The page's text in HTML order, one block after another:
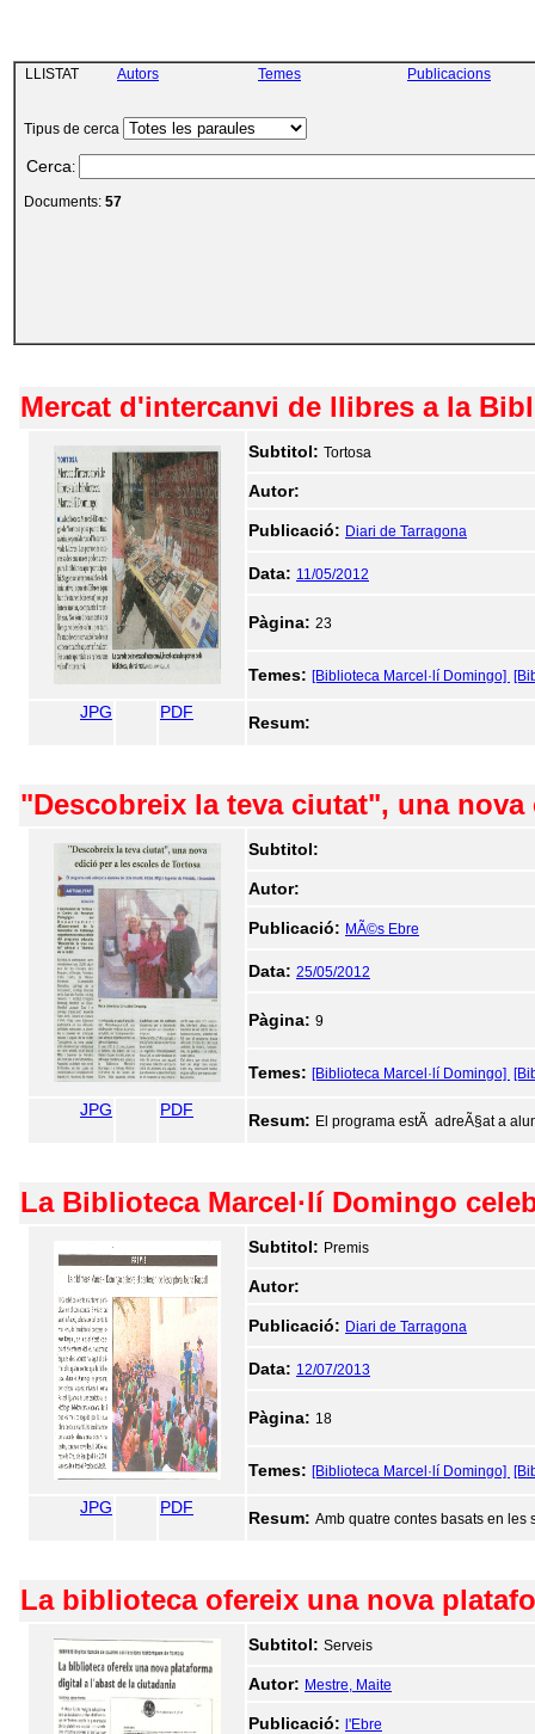
LLISTAT Autors Temes Publicacions
Tipus de cerca
Cerca:
Documents: 57
Mercat d'intercanvi de llibres a la
Subtitol: Tortosa
Autor:
Publicació: Diari de Tarragona
Data: 11/05/2012
Pàgina: 23
Temes: [Biblioteca Marcel·lí Domingo]
JPG PDF
Resum:
"Descobreix la teva ciutat", una
Subtitol:
Autor:
Publicació: MÃ©s Ebre
Data: 25/05/2012
Pàgina: 9
Temes: [Biblioteca Marcel·lí Domingo]
JPG PDF
Resum: El programa estÃ adreÃ§at a
La Biblioteca Marcel·lí Domingo
Subtitol: Premis
Autor:
Publicació: Diari de Tarragona
Data: 12/07/2013
Pàgina: 18
Temes: [Biblioteca Marcel·lí Domingo]
JPG PDF
Resum: Amb quatre contes basats en les
La biblioteca ofereix una nova
Subtitol: Serveis
Autor: Mestre, Maite
Publicació: l'Ebre